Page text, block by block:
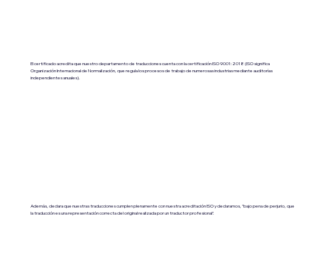
El certificado acredita que nuestro departamento de traducciones cuenta con la certificación ISO 9001:2018 (ISO significa
Organización Internacional de Normalización, que regula los procesos de trabajo de numerosas industrias mediante auditorías
independientes anuales).
Además, declara que nuestras traducciones cumplen plenamente con nuestra acreditación ISO y declaramos, "bajo pena de perjurio, que
la traducción es una representación correcta del original realizada por un traductor profesional".